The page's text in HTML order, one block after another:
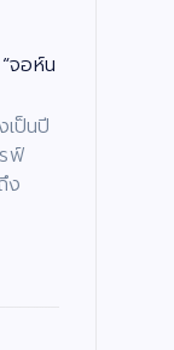
จอห์น
เป็นปี
ฟ์
ง